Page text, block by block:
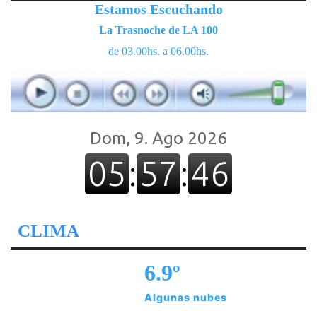
Estamos Escuchando
La Trasnoche de LA 100
de 03.00hs. a 06.00hs.
CLIMA
6.9º
Algunas nubes